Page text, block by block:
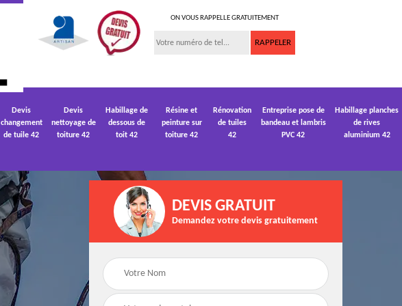
ON VOUS RAPPELLE GRATUITEMENT
Devis
changement
de tuile 42
Devis
nettoyage de
toiture 42
Habillage de
dessous de
toit 42
Résine et
peinture sur
toiture 42
Rénovation
de tuiles
42
Entreprise pose de
bandeau et lambris
PVC 42
Habillage planches
de rives
aluminium 42
Devis nettoyage de
toiture 42
Devis réparation de
toiture 42
DEVIS GRATUIT
Demandez votre devis gratuitement